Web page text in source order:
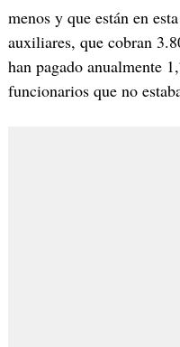
menos y que están en
auxiliares, que cobran
han pagado anualmente
funcionarios que no